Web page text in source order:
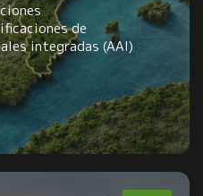
de
integradas (AAI)